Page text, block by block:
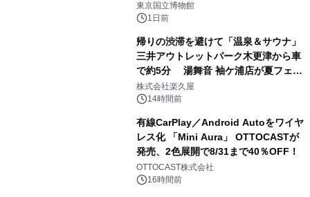
東京国立博物館
1日前
帰りの渋滞を避けて「温泉＆サウナ」
三井アウトレットパーク木更津から車
で約5分 湯舞音 袖ケ浦店が夏フェア
メニューを提供
株式会社楽久屋
14時間前
有線CarPlay／Android Autoをワイヤ
レス化 「Mini Aura」 OTTOCASTが
発売、2色展開で8/31まで40％OFF！
OTTOCAST株式会社
16時間前